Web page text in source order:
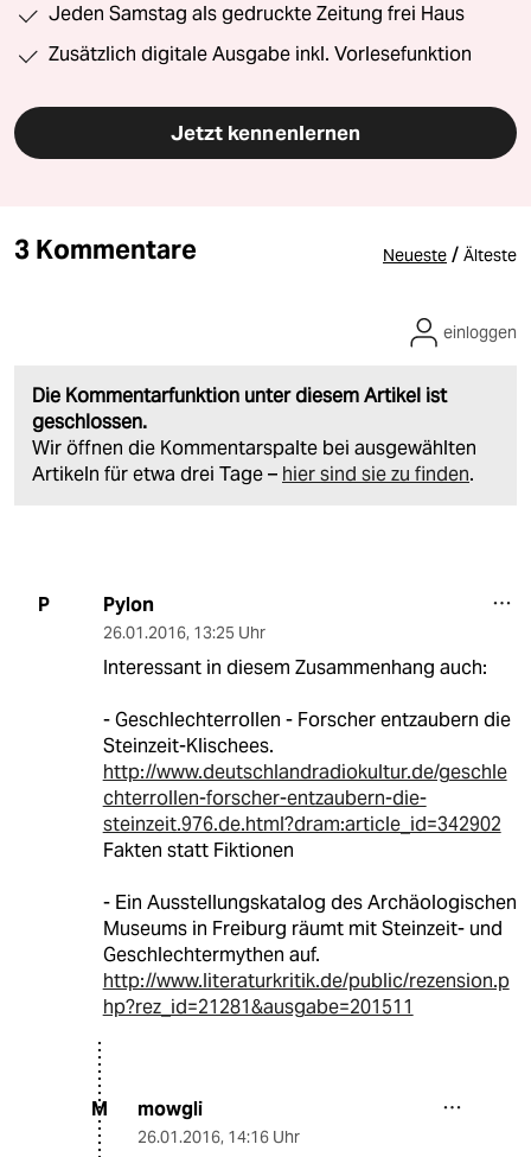
Jeden Samstag als gedruckte Zeitung frei Haus
Zusätzlich digitale Ausgabe inkl. Vorlesefunktion
Jetzt kennenlernen
3 Kommentare Neueste / Älteste
Die Kommentarfunktion unter diesem Artikel ist
geschlossen.
Wir öffnen die Kommentarspalte bei ausgewählten
Artikeln für etwa drei Tage – hier sind sie zu finden.
einloggen
P Pylon
26.01.2016, 13:25 Uhr
Interessant in diesem Zusammenhang auch:
- Geschlechterrollen - Forscher entzaubern die
Steinzeit-Klischees.
http://www.deutschlandradiokultur.de/geschle
chterrollen-forscher-entzaubern-die-
steinzeit.976.de.html?dram:article_id=342902
Fakten statt Fiktionen
- Ein Ausstellungskatalog des Archäologischen
Museums in Freiburg räumt mit Steinzeit- und
Geschlechtermythen auf.
http://www.literaturkritik.de/public/rezension.p
hp?rez_id=21281&ausgabe=201511
M mowgli
26.01.2016, 14:16 Uhr